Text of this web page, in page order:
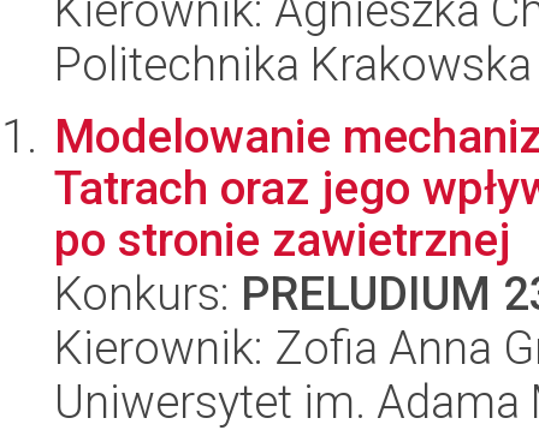
Politechnika
Modelowanie
Tatrach oraz jego
po stronie zawietrznej
Konkurs: PRELUDIUM
Kierownik: Zofia Anna
Uniwersytet im.